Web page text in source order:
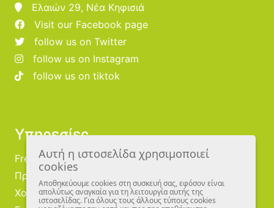
Ελαιών 29, Νέα Κηφισιά
Visit our Facebook page
follow us on Twitter
follow us on Instagram
follow us on tiktok
Υπηρεσίες
Free Publishing
Προμηθευτές
Χονδρική
Αυτή η ιστοσελίδα χρησιμοποιεί
cookies
Αποθηκεύουμε cookies στη συσκευή σας, εφόσον είναι
απολύτως αναγκαία για τη λειτουργία αυτής της
ιστοσελίδας. Για όλους τους άλλους τύπους cookies